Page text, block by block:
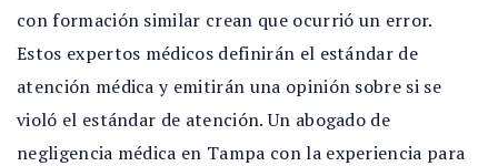
con formación similar crean que ocurrió un error.
Estos expertos médicos definirán el estándar de
atención médica y emitirán una opinión sobre si se
violó el estándar de atención. Un abogado de
negligencia médica en Tampa con la experiencia para